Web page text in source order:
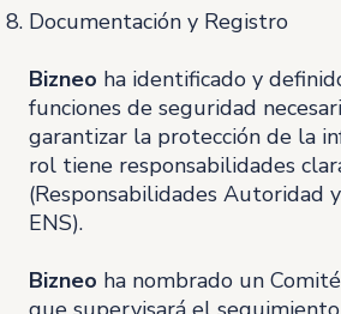
Documentación y Registro
Bizneo ha identificado y
funciones de seguridad
garantizar la protección de la
rol tiene responsabilidades
(Responsabilidades Autoridad
ENS).
Bizneo ha nombrado un